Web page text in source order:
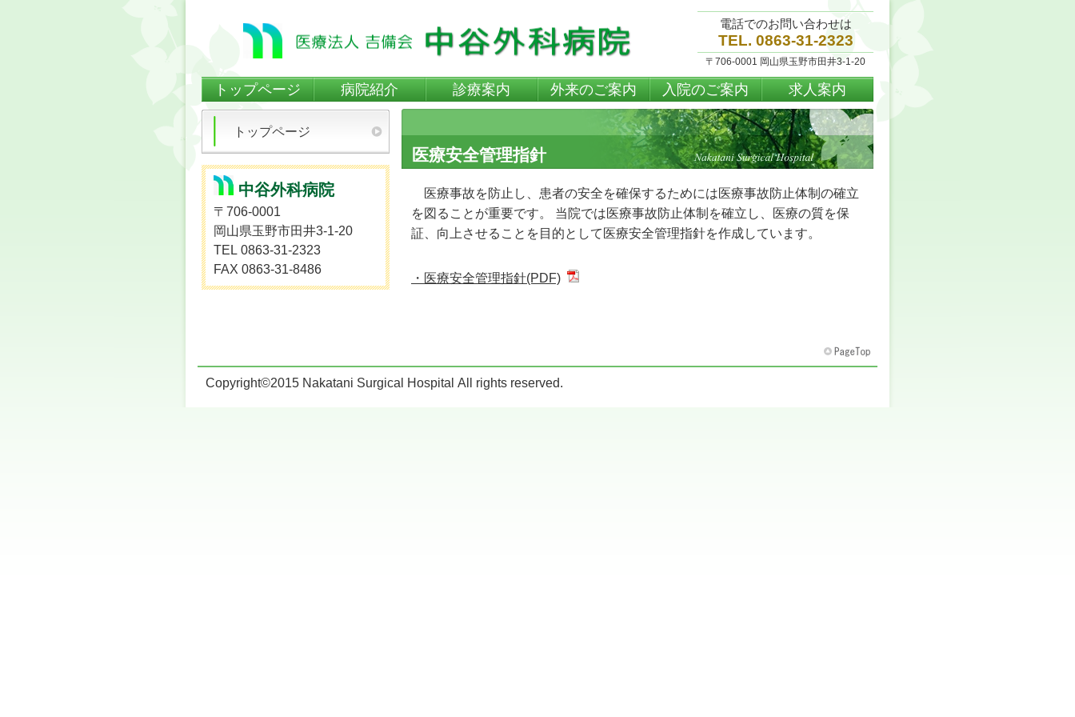
電話でのお問い合わせは
TEL. 0863-31-2323
〒706-0001 岡山県玉野市田井3-1-20
医療安全管理指針
医療事故を防止し、患者の安全を確保するためには医療事故防止体制の確立
を図ることが重要です。 当院では医療事故防止体制を確立し、医療の質を保
証、向上させることを目的として医療安全管理指針を作成しています。
・医療安全管理指針(PDF)
トップページ 病院紹介 診療案内 外来のご案内 入院のご案内 求人案内
トップページ
中谷外科病院
〒706-0001
岡山県玉野市田井3-1-20
TEL 0863-31-2323
FAX 0863-31-8486
Copyright©2015 Nakatani Surgical Hospital All rights reserved.